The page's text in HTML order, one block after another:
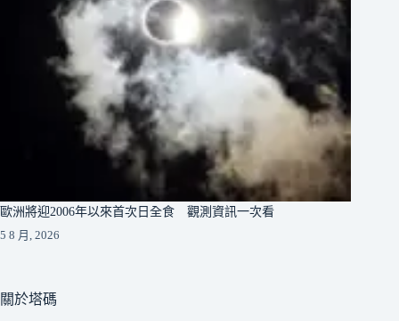
歐洲將迎2006年以來首次日全食 觀測資訊一次看
5 8 月, 2026
關於塔碼